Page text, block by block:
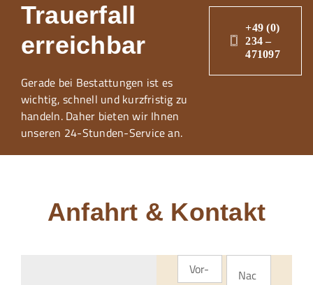
Trauerfall
erreichbar
Gerade bei Bestattungen ist es
wichtig, schnell und kurzfristig zu
handeln. Daher bieten wir Ihnen
unseren 24-Stunden-Service an.
+49 (0)
234 –
471097
Anfahrt & Kontakt